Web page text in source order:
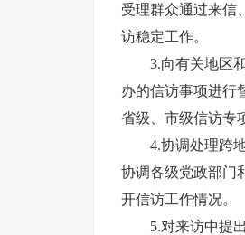
受理群众通过来信
访稳定工作。
3.向有关地区和
办的信访事项进行
省级、市级信访专
4.协调处理跨地
协调各级党政部门
开信访工作情况。
5.对来访中提出